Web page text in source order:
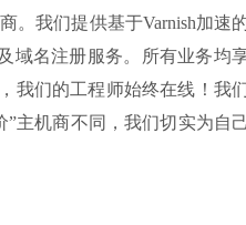
。我们提供基于Varnish加速
域名注册服务。所有业务均
我们的工程师始终在线！我
”主机商不同，我们切实为自己